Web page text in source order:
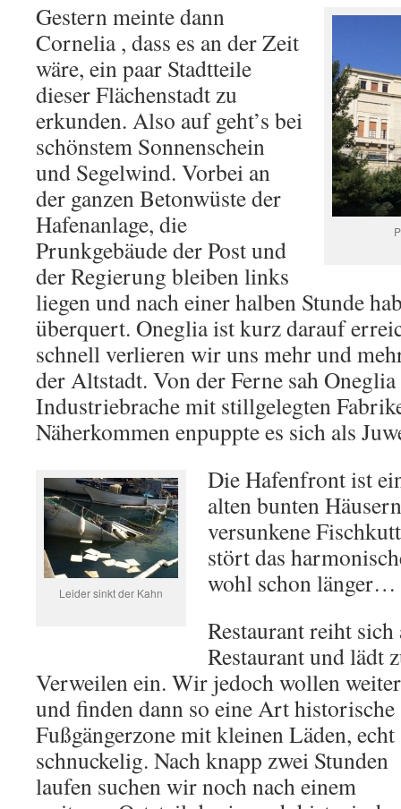
Gestern meinte dann
Cornelia , dass es an der Zeit
wäre, ein paar Stadtteile
dieser Flächenstadt zu
erkunden. Also auf geht’s bei
schönstem Sonnenschein
und Segelwind. Vorbei an
der ganzen Betonwüste der
Hafenanlage, die
Prunkgebäude der Post und
der Regierung bleiben links
liegen und nach einer halben Stunde
überquert. Oneglia ist kurz darauf
schnell verlieren wir uns mehr und
der Altstadt. Von der Ferne sah
Industriebrache mit stillgelegten
Näherkommen enpuppte es sich als
Leider sinkt der Kahn
Die Hafenfront ist
alten bunten
versunkene
stört das
wohl schon länger…
Restaurant reiht sich
Restaurant und lädt
Verweilen ein. Wir jedoch wollen weiter
und finden dann so eine Art historische
Fußgängerzone mit kleinen Läden, echt
schnuckelig. Nach knapp zwei Stunden
laufen suchen wir noch nach einem